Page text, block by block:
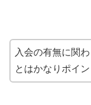
入会の有無に関
とはかなりポイ